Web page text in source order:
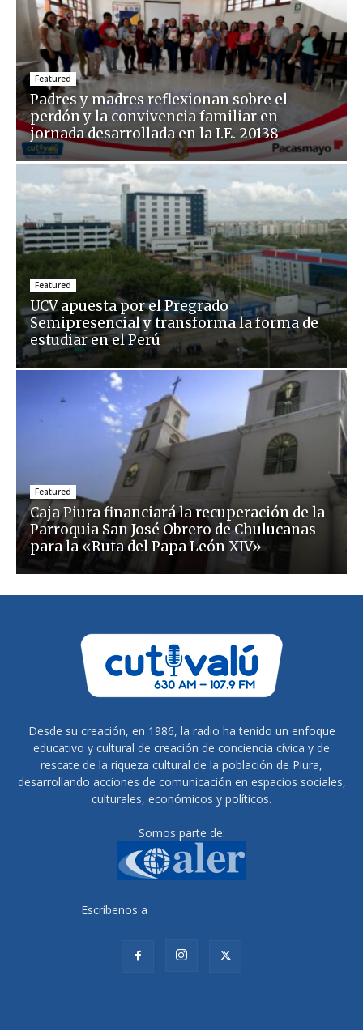
Featured
Padres y madres reflexionan sobre el
perdón y la convivencia familiar en
jornada desarrollada en la I.E. 20138
Featured
UCV apuesta por el Pregrado
Semipresencial y transforma la forma de
estudiar en el Perú
Featured
Caja Piura financiará la recuperación de la
Parroquia San José Obrero de Chulucanas
para la «Ruta del Papa León XIV»
Desde su creación, en 1986, la radio ha tenido un enfoque
educativo y cultural de creación de conciencia cívica y de
rescate de la riqueza cultural de la población de Piura,
desarrollando acciones de comunicación en espacios sociales,
culturales, económicos y políticos.
Somos parte de:
Escríbenos a